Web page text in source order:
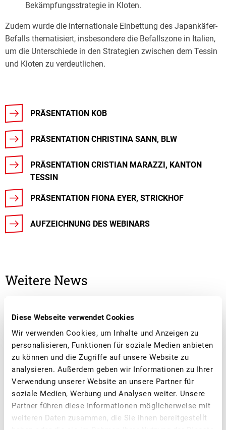
Diese Webseite verwendet Cookies
Wir verwenden Cookies, um Inhalte und Anzeigen zu
personalisieren, Funktionen für soziale Medien anbieten
zu können und die Zugriffe auf unsere Website zu
analysieren. Außerdem geben wir Informationen zu Ihrer
Verwendung unserer Website an unsere Partner für
soziale Medien, Werbung und Analysen weiter. Unsere
Partner führen diese Informationen möglicherweise mit
weiteren Daten zusammen, die Sie ihnen bereitgestellt
Bekämpfungsstrategie in Kloten.
Zudem wurde die internationale Einbettung des Japankäfer-
Befalls thematisiert, insbesondere die Befallszone in Italien,
um die Unterschiede in den Strategien zwischen dem Tessin
und Kloten zu verdeutlichen.
PRÄSENTATION KOB
PRÄSENTATION CHRISTINA SANN, BLW
PRÄSENTATION CRISTIAN MARAZZI, KANTON
TESSIN
PRÄSENTATION FIONA EYER, STRICKHOF
AUFZEICHNUNG DES WEBINARS
Weitere News